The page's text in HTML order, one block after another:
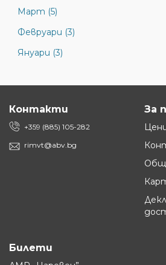
Март (5)
Февруари (3)
Януари (3)
Контакти
+359 (885) 105-282
rimvt@abv.bg
За
Билети